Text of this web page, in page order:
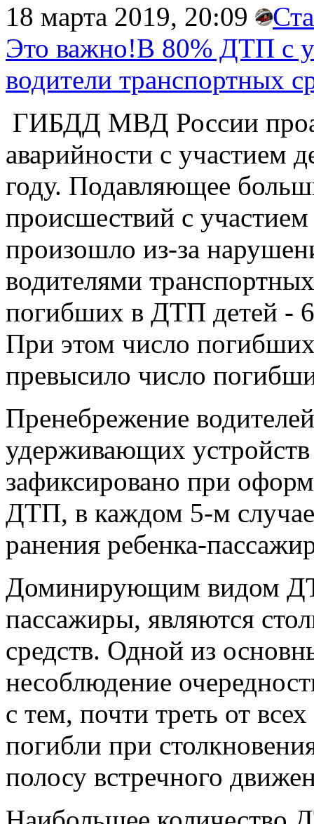
18 марта 2019, 20:09
Это важно!В 80% ДТП с
водители транспортных
ГИБДД МВД России
аварийности с участием
году. Подавляющее
происшествий с
произошло из-за
водителями
погибших в ДТП детей -
При этом число
превысило число
Пренебрежение
удерживающих
зафиксировано при
ДТП, в каждом 5-м
ранения ребенка-
Доминирующим видом
пассажиры, являются
средств. Одной из
несоблюдение
с тем, почти треть от
погибли при
полосу встречного